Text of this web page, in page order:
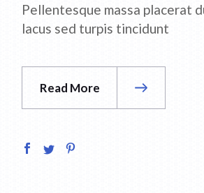
Pellentesque massa placerat
lacus sed turpis tincidunt
Read More